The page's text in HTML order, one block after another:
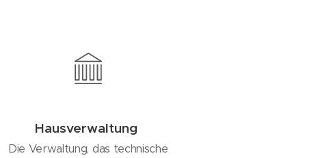
Hausverwaltung
Die Verwaltung, das technische